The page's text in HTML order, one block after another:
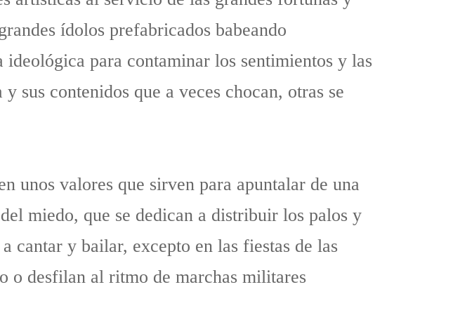
ídolos prefabricados babeando
para contaminar los sentimientos y las
sus contenidos que a veces chocan, otras se
unos valores que sirven para apuntalar de una
miedo, que se dedican a distribuir los palos y
cantar y bailar, excepto en las fiestas de las
o desfilan al ritmo de marchas militares